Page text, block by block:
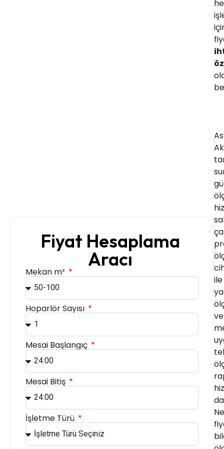
ile
ve
Fiyat Hesaplama
Aracı
Mekan m²
Hoparlör Sayısı
Mesai Başlangıç
Mesai Bitiş
İşletme Türü